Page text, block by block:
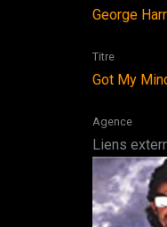
George
Titre
Got My
Agence
Liens